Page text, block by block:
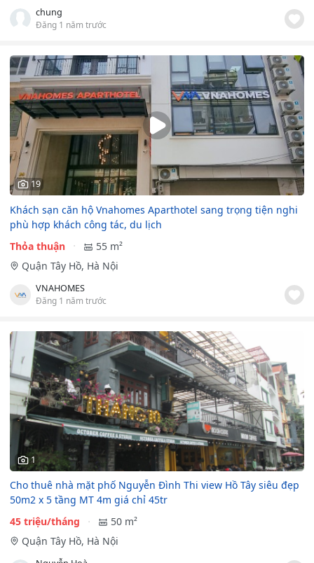
chung
Đăng 1 năm trước
19
Khách sạn căn hộ Vnahomes Aparthotel sang trọng tiện nghi
phù hợp khách công tác, du lịch
Thỏa thuận
55 m²
Quận Tây Hồ, Hà Nội
VNAHOMES
Đăng 1 năm trước
1
Cho thuê nhà mặt phố Nguyễn Đình Thi view Hồ Tây siêu đẹp
50m2 x 5 tầng MT 4m giá chỉ 45tr
45 triệu/tháng
50 m²
Quận Tây Hồ, Hà Nội